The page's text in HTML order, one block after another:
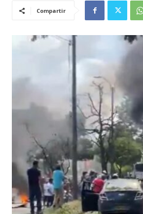
Compartir